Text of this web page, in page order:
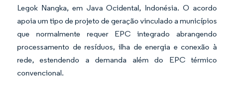
Legok Nangka, em Java Ocidental, Indonésia. O acordo
apoia um tipo de projeto de geração vinculado a municípios
que normalmente requer EPC integrado abrangendo
processamento de resíduos, ilha de energia e conexão à
rede, estendendo a demanda além do EPC térmico
convencional.